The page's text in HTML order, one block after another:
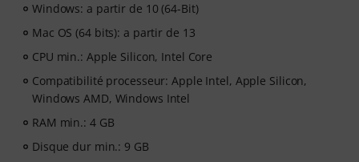
Windows: a partir de 10 (64-Bit)
Mac OS (64 bits): a partir de 13
CPU min.: Apple Silicon, Intel Core
Compatibilité processeur: Apple Intel, Apple Silicon,
Windows AMD, Windows Intel
RAM min.: 4 GB
Disque dur min.: 9 GB